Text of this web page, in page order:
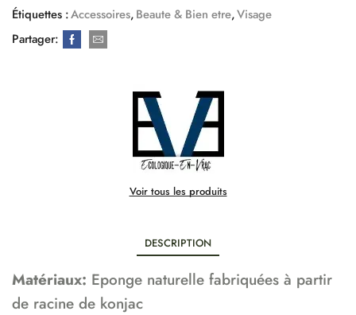
Étiquettes :Accessoires,Beaute & Bien etre,Visage
Partager:
Voir tous les produits
DESCRIPTION
Matériaux: Eponge naturelle fabriquées à partir
de racine de konjac